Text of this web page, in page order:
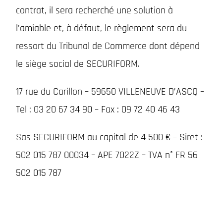
contrat, il sera recherché une solution à
l’amiable et, à défaut, le règlement sera du
ressort du Tribunal de Commerce dont dépend
le siège social de SECURIFORM.
17 rue du Carillon – 59650 VILLENEUVE D’ASCQ –
Tel : 03 20 67 34 90 – Fax : 09 72 40 46 43
Sas SECURIFORM au capital de 4 500 € – Siret :
502 015 787 00034 – APE 7022Z – TVA n° FR 56
502 015 787